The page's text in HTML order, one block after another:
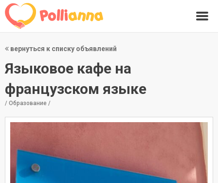
вернуться к списку объявлений
Языковое кафе на
французском языке
/ Образование /